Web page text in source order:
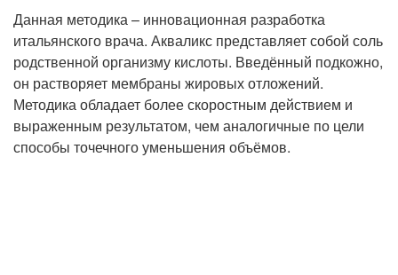
Данная методика – инновационная разработка
итальянского врача. Акваликс представляет собой соль
родственной организму кислоты. Введённый подкожно,
он растворяет мембраны жировых отложений.
Методика обладает более скоростным действием и
выраженным результатом, чем аналогичные по цели
способы точечного уменьшения объёмов.